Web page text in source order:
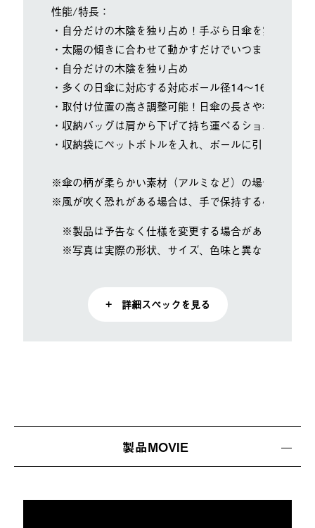
性能/特長：
・自分だけの木陰を独り占め！手ぶら日傘を実現する
・太陽の傾きに合わせて動かすだけでいつまでも日陰
・自分だけの木陰を独り占め
・多くの日傘に対応する対応ポール径14～16mm
・取付け位置の高さ調整可能！日傘の長さや椅子の高
・収納バッグは肩から下げて持ち運べるショルダーベ
・収納袋にペットボトルを入れ、ポールに引っかけれ
※傘の柄が柔らかい素材（アルミなど）の場合、強く
※風が吹く恐れがある場合は、手で保持する必要があ
※製品は予告なく仕様を変更する場合があります。
※写真は実際の形状、サイズ、色味と異なる場合が
+ 詳細スペックを見る
製品MOVIE